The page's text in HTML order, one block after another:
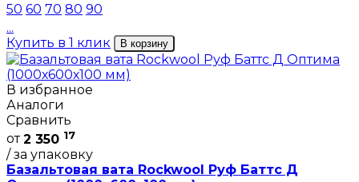
50 60 70 80 90
...
Купить в 1 клик
В корзину
В избранное
Аналоги
Сравнить
от2 350 17
/ за упаковку
Базальтовая вата Rockwool Руф Баттс Д